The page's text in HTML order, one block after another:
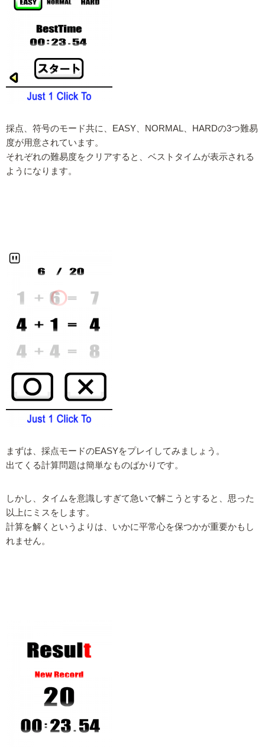
採点、符号のモード共に、EASY、NORMAL、HARDの3つ難易
度が用意されています。
それぞれの難易度をクリアすると、ベストタイムが表示される
ようになります。
まずは、採点モードのEASYをプレイしてみましょう。
出てくる計算問題は簡単なものばかりです。
しかし、タイムを意識しすぎて急いで解こうとすると、思った
以上にミスをします。
計算を解くというよりは、いかに平常心を保つかが重要かもし
れません。